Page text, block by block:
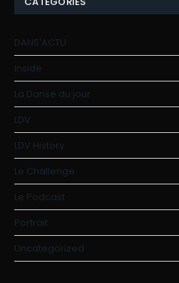
DANS'ACTU
Inside
La Danse du jour
LDV
LDV History
Le Challenge
Le Podcast
Portrait
Uncategorized